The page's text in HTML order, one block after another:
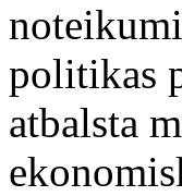
politikas
atbalsta